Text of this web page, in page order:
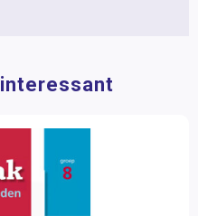
interessant